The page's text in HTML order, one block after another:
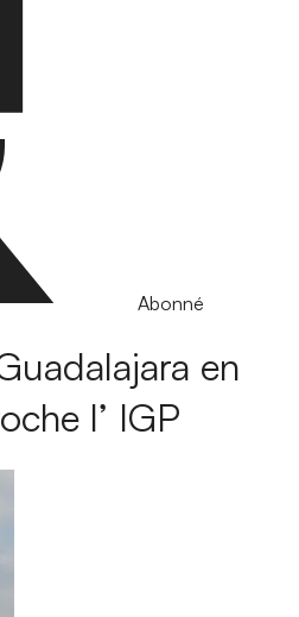
Abonné
en
l’ IGP